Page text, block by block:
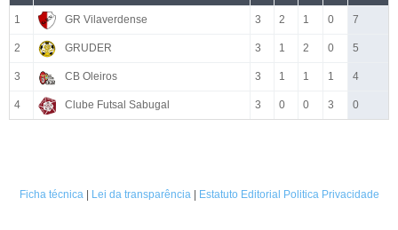
1 GR Vilaverdense 3 2 1 0 7
2 GRUDER 3 1 2 0 5
3 CB Oleiros 3 1 1 1 4
4 Clube Futsal Sabugal 3 0 0 3 0
Ficha técnica| Lei da transparência| Estatuto Editorial Politica Privacidade